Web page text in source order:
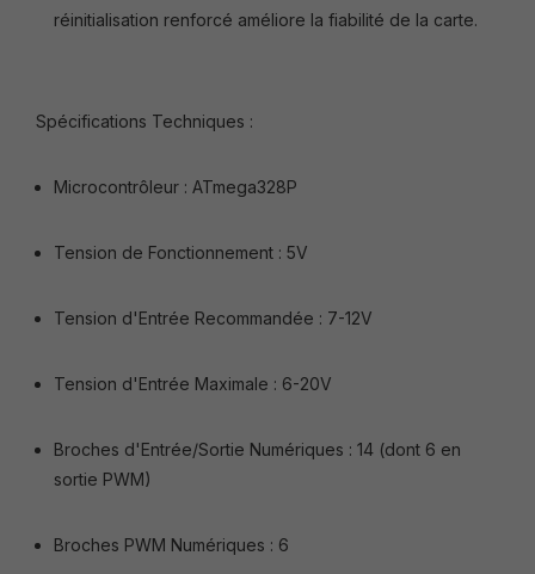
réinitialisation renforcé améliore la fiabilité de la carte.
Spécifications Techniques :
Microcontrôleur : ATmega328P
Tension de Fonctionnement : 5V
Tension d'Entrée Recommandée : 7-12V
Tension d'Entrée Maximale : 6-20V
Broches d'Entrée/Sortie Numériques : 14 (dont 6 en
sortie PWM)
Broches PWM Numériques : 6